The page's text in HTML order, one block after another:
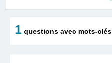
1 questions avec mots-clés